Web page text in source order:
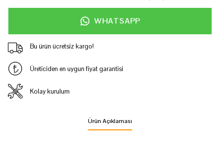
WHATSAPP
Bu ürün ücretsiz kargo!
Üreticiden en uygun fiyat garantisi
Kolay kurulum
Ürün Açıklaması